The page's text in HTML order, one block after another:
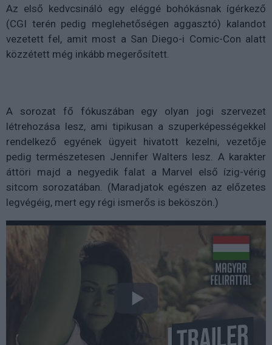
Az első kedvcsináló egy eléggé bohókásnak ígérkező
(CGI terén pedig meglehetőségen aggasztó) kalandot
vezetett fel, amit most a San Diego-i Comic-Con alatt
közzétett még inkább megerősített.
A sorozat fő fókuszában egy olyan jogi szervezet
létrehozása lesz, ami tipikusan a szuperképességekkel
rendelkező egyének ügyeit hivatott kezelni, vezetője
pedig természetesen Jennifer Walters lesz. A karakter
áttöri majd a negyedik falat a Marvel első ízig-vérig
sitcom sorozatában. (Maradjatok egészen az előzetes
legvégéig, mert egy régi ismerős is beköszön.)